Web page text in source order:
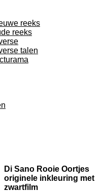
reeks
reeks
talen
Di Sano Rooie Oortjes
originele inkleuring met
zwartfilm